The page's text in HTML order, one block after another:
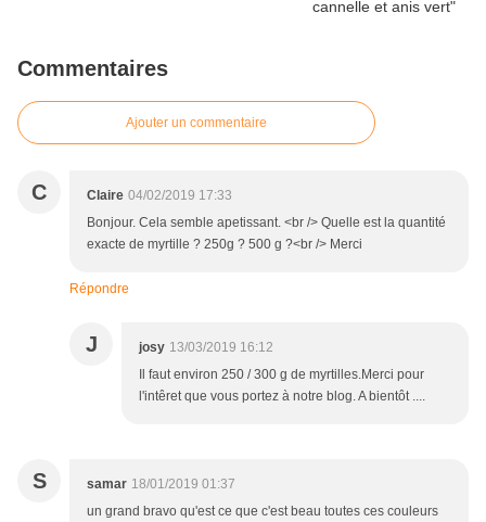
Commentaires
Ajouter un commentaire
C Claire 04/02/2019 17:33
Bonjour. Cela semble apetissant. <br /> Quelle est la quantité
exacte de myrtille ? 250g ? 500 g ?<br /> Merci
Répondre
J josy 13/03/2019 16:12
Il faut environ 250 / 300 g de myrtilles.Merci pour
l'intêret que vous portez à notre blog. A bientôt ....
S samar 18/01/2019 01:37
un grand bravo qu'est ce que c'est beau toutes ces couleurs